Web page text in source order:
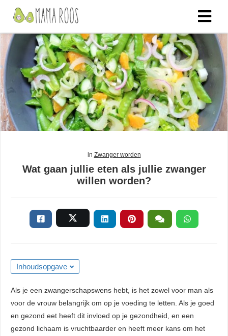
in Zwanger worden
Wat gaan jullie eten als jullie zwanger
willen worden?
Inhoudsopgave
Als je een zwangerschapswens hebt, is het zowel voor man als
voor de vrouw belangrijk om op je voeding te letten. Als je goed
en gezond eet heeft dit invloed op je gezondheid, en een
gezond lichaam is vruchtbaarder en heeft meer kans om het